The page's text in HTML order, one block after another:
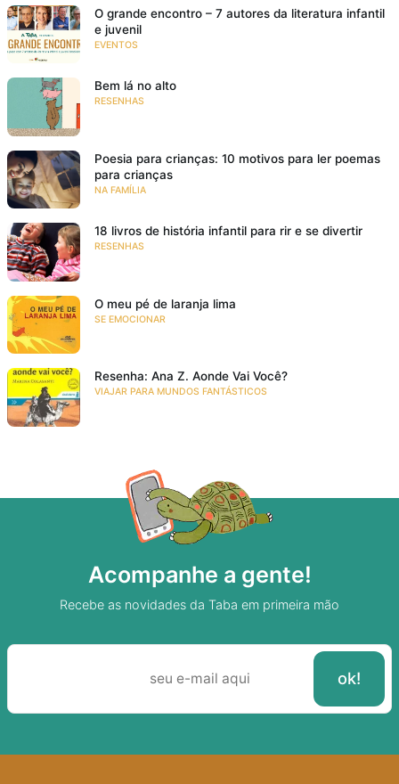
O grande encontro – 7 autores da literatura infantil
e juvenil
EVENTOS
Bem lá no alto
RESENHAS
Poesia para crianças: 10 motivos para ler poemas
para crianças
NA FAMÍLIA
18 livros de história infantil para rir e se divertir
RESENHAS
O meu pé de laranja lima
SE EMOCIONAR
Resenha: Ana Z. Aonde Vai Você?
VIAJAR PARA MUNDOS FANTÁSTICOS
Acompanhe a gente!
Recebe as novidades da Taba em primeira mão